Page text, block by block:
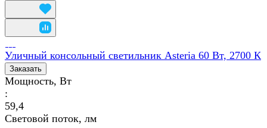
Уличный консольный светильник Asteria 60 Вт, 2700 К
Заказать
Мощность, Вт
:
59,4
Световой поток, лм